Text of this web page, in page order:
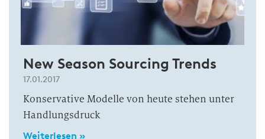
New Season Sourcing Trends
17.01.2017
Konservative Modelle von heute stehen unter
Handlungsdruck
Weiterlesen »